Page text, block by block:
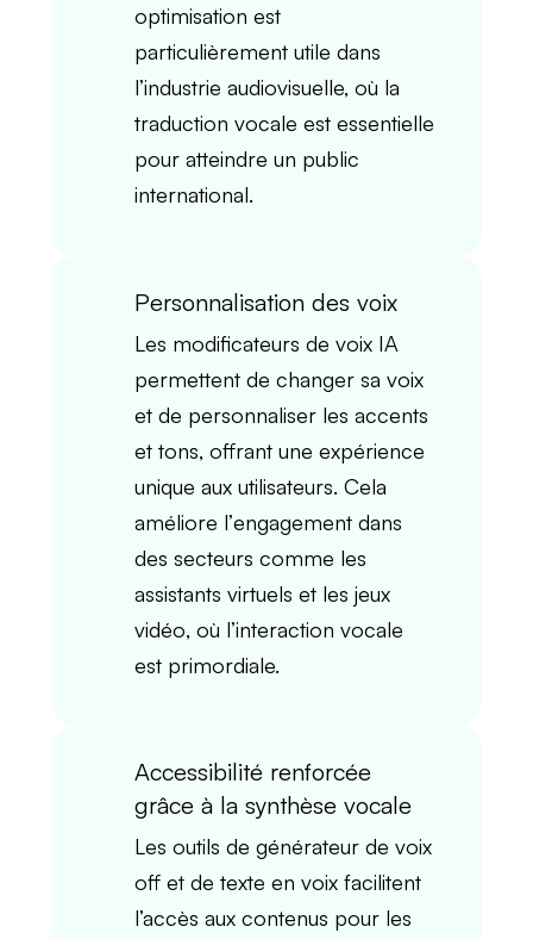
optimisation est
particulièrement utile dans
l’industrie audiovisuelle, où la
traduction vocale est essentielle
pour atteindre un public
international.
Personnalisation des voix
Les modificateurs de voix IA
permettent de changer sa voix
et de personnaliser les accents
et tons, offrant une expérience
unique aux utilisateurs. Cela
améliore l’engagementdans
des secteurs comme les
assistants virtuels et les jeux
vidéo, où l’interaction vocale
est primordiale.
Accessibilité renforcée
grâce à la synthèse vocale
Les outils de générateur de voix
offet de texte en voixfacilitent
l’accès aux contenus pour les